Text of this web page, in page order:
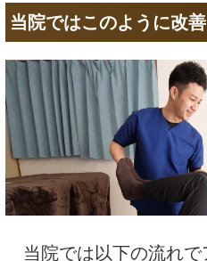
当院ではこのように改
当院では以下の流れ